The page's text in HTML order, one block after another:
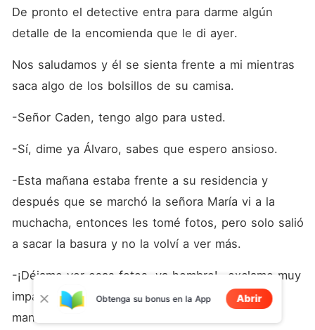
De pronto el detective entra para darme algún
detalle de la encomienda que le di ayer.
Nos saludamos y él se sienta frente a mi mientras
saca algo de los bolsillos de su camisa.
-Señor Caden, tengo algo para usted.
-Sí, dime ya Álvaro, sabes que espero ansioso.
-Esta mañana estaba frente a su residencia y
después que se marchó la señora María vi a la
muchacha, entonces les tomé fotos, pero solo salió
a sacar la basura y no la volví a ver más.
-¡Déjame ver esas fotos, ya hombre! -exclamo muy
impaciente tratando de mirar mientras él la
mantiene en sus manos.
Obtenga su bonus en la App Abrir